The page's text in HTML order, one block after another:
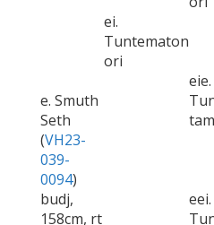
e. Smuth
Seth
(VH23-
039-
0094)
budj,
158cm, rt
ei.
Tuntematon
ori
eie.
eei.